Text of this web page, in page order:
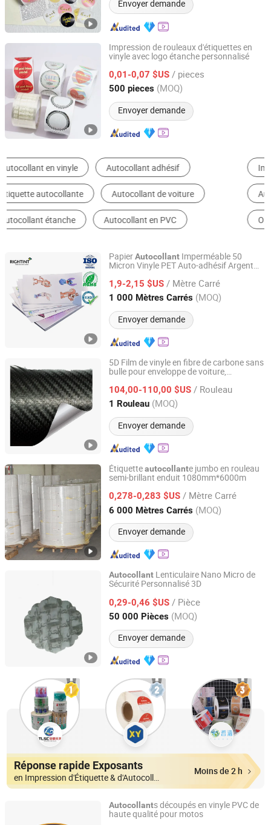
Envoyer demande
Impression de rouleaux d'étiquettes en
vinyle avec logo étanche personnalisé
0,01-0,07 $US / pieces
500 pieces (MOQ)
Envoyer demande
Beijing Giant Age Network Sci-Tech Co., Ltd.
Beijing, China Depuis 2025
Impression d'Étiquette & d'Autocollant Étiquettes d'Emballage
Autocollant en PVC
Objets d'Art en Métal Autocollant en vinyle
PapierAutocollant Imperméable 50
Micron Vinyle PET Auto-adhésif Argent
1,9-2,15 $US / Mètre Carré
1 000 Mètres Carrés (MOQ)
Envoyer demande
Shanghai Rightint Industrial (Group) Co., Ltd.
Shanghai, China Depuis 2022
5D Film de vinyle en fibre de carbone sans
bulle pour enveloppe de voiture,
autocollant de voiture
104,00-110,00 $US / Rouleau
1 Rouleau (MOQ)
Envoyer demande
Guangzhou Anolly Advanced Materials Co., Ltd.
Guangdong, China Depuis 2021
Étiquetteautocollante jumbo en rouleau
semi-brillant enduit 1080mm*6000m
0,278-0,283 $US / Mètre Carré
6 000 Mètres Carrés (MOQ)
Envoyer demande
Shenzhen Likexin Industrial Co., Ltd.
Guangdong, China Depuis 2020
Autocollant Lenticulaire Nano Micro de
Sécurité Personnalisé 3D
0,29-0,46 $US / Pièce
50 000 Pièces (MOQ)
Envoyer demande
Dongguan Qicheng Label Co., Ltd.
Guangdong, China Depuis 2024
Réponse rapide Exposants
en Impression d'Étiquette & d'Autocollant
Moins de 2 h
Autocollants découpés en vinyle PVC de
haute qualité pour motos
Ningbo Xianying Packing Material Co., Ltd.